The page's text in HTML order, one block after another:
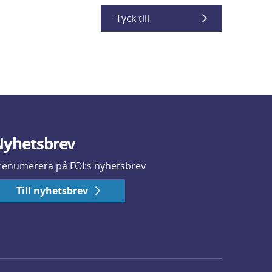
Tyck till
på FOI:s nyhetsbrev
Till nyhetsbrev